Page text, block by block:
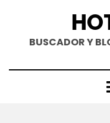
contenidoBUSCADOR Y